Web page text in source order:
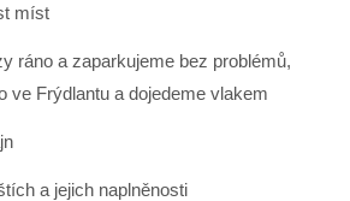
míst
ráno a zaparkujeme bez problémů,
ve Frýdlantu a dojedeme vlakem
a jejich naplněnosti